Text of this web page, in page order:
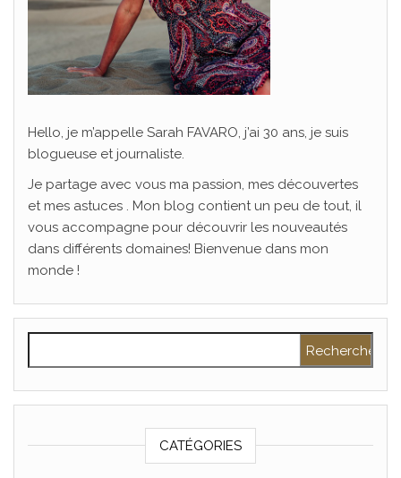
Hello, je m’appelle Sarah FAVARO, j’ai 30 ans, je suis
blogueuse et journaliste.
Je partage avec vous ma passion, mes découvertes
et mes astuces . Mon blog contient un peu de tout, il
vous accompagne pour découvrir les nouveautés
dans différents domaines! Bienvenue dans mon
monde !
CATÉGORIES